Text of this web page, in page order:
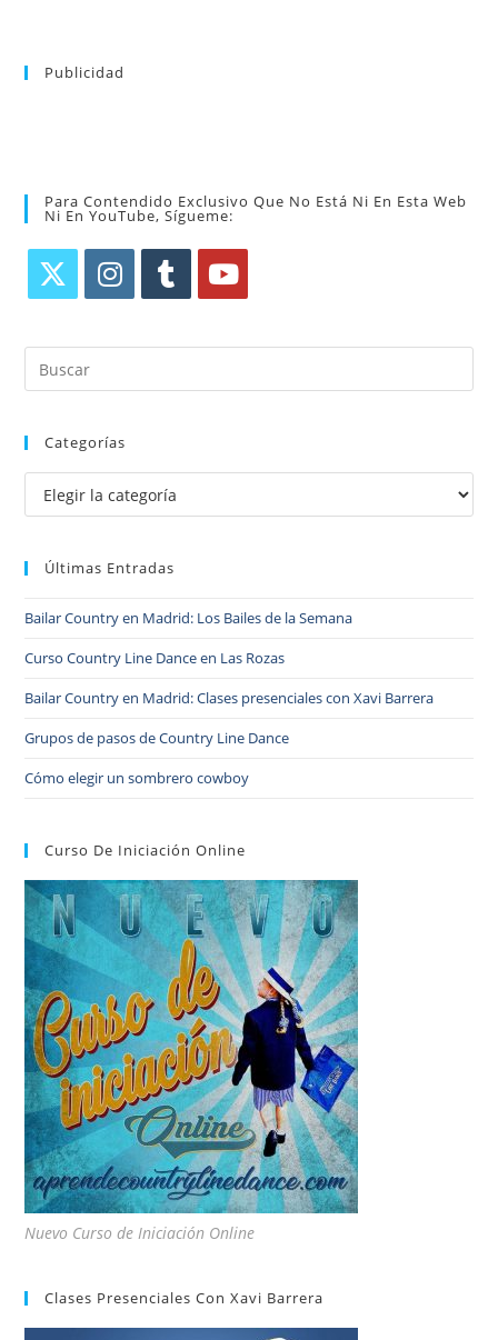
Publicidad
Para Contendido Exclusivo Que No Está Ni En Esta Web
Ni En YouTube, Sígueme:
Categorías
Últimas Entradas
Bailar Country en Madrid: Los Bailes de la Semana
Curso Country Line Dance en Las Rozas
Bailar Country en Madrid: Clases presenciales con Xavi Barrera
Grupos de pasos de Country Line Dance
Cómo elegir un sombrero cowboy
Curso De Iniciación Online
Nuevo Curso de Iniciación Online
Clases Presenciales Con Xavi Barrera